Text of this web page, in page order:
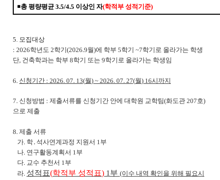
◾총 평량평균 3.5/4.5 이상인 자(학적부 성적기준)
5. 모집대상
: 2026학년도 2학기(2026.9월)에 학부 5학기 ~7학기로 올라가는 학생
단, 건축학과는 학부8학기 또는9학기로 올라가는 학생임
6. 신청기간 : 2026. 07. 13(월) ~ 2026. 07. 27(월) 16시까지
7. 신청방법 :제출서류를 신청기간 안에 대학원 교학팀(화도관207호)
으로 제출
8.제출 서류
가. 학․ 석사연계과정 지원서 1부
나. 연구활동계획서 1부
다. 교수 추천서 1부
라. 성적표(학적부 성적표) 1 부(이수 내역 확인을 위해 필요시